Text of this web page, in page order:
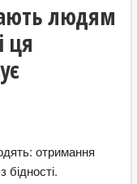
людям
ця
отримання